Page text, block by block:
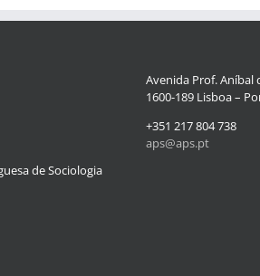
de Sociologia
Avenida Prof. Aníbal
1600-189 Lisboa –
+351 217 804 738
aps@aps.pt